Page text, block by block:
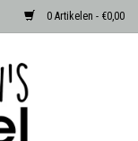
0 Artikelen - €0,00